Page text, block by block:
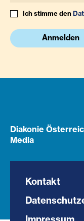
Ich stimme den
Anmelden
Diakonie
Media
Kontakt